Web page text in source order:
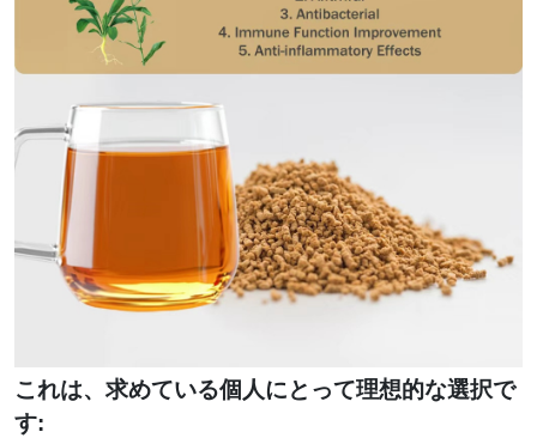
これは、求めている個人にとって理想的な選択で
す: